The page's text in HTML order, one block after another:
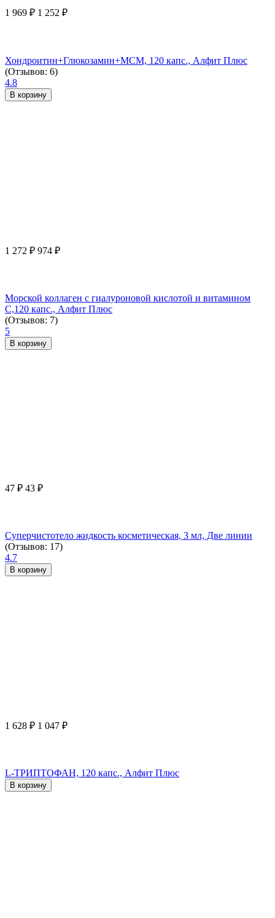
1 969 ₽ 1 252 ₽
Хондроитин+Глюкозамин+МСМ, 120 капс., Алфит Плюс
(Отзывов: 6)
4.8
В корзину
1 272 ₽ 974 ₽
Морской коллаген с гиалуроновой кислотой и витамином
С,120 капс., Алфит Плюс
(Отзывов: 7)
5
В корзину
47 ₽ 43 ₽
Суперчистотело жидкость косметическая, 3 мл, Две линии
(Отзывов: 17)
4.7
В корзину
1 628 ₽ 1 047 ₽
L-ТРИПТОФАН, 120 капс., Алфит Плюс
В корзину